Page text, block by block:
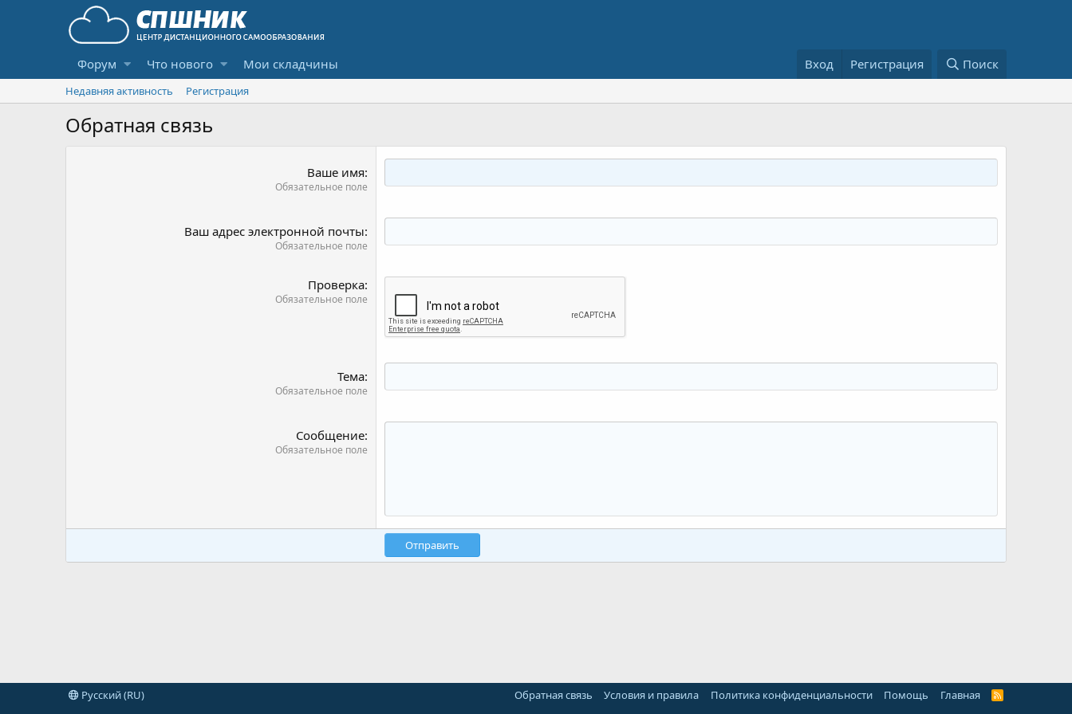
Форум Что нового Мои складчины Вход Регистрация Поиск
Недавняя активность Регистрация
Обратная связь
Ваше имя
Обязательное поле
Ваш адрес электронной почты
Обязательное поле
Проверка
Обязательное поле
Тема
Обязательное поле
Сообщение
Обязательное поле
Отправить
Русский (RU) Обратная связь Условия и правила Политика конфиденциальности Помощь Главная
R